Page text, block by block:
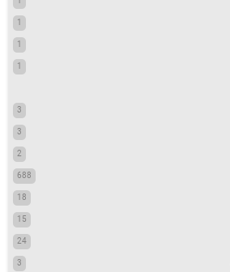
1
1
1
3
3
2
688
18
15
24
3